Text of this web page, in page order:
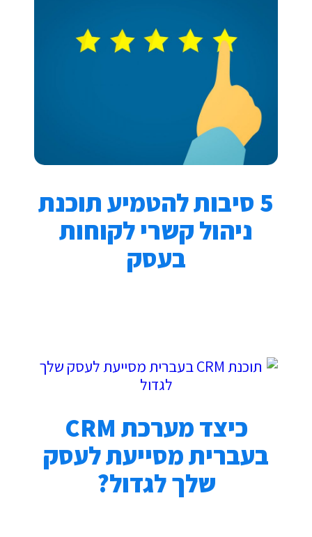
5 סיבות להטמיע תוכנת
ניהול קשרי לקוחות
בעסק
כיצד מערכת CRM
בעברית מסייעת לעסק
שלך לגדול?